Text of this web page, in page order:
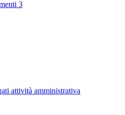
3
attività amministrativa